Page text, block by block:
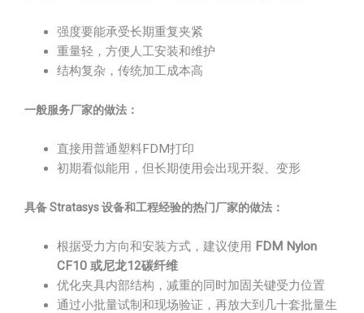
强度要能承受长期重复夹紧
重量轻，方便人工安装和维护
结构复杂，传统加工成本高
一般服务厂家的做法：
直接用普通塑料FDM打印
初期看似能用，但长期使用会出现开裂、变形
具备 Stratasys 设备和工程经验的热门厂家的做法：
根据受力方向和安装方式，建议使用 FDM Nylon
CF10 或尼龙12碳纤维
优化夹具内部结构，减重的同时加固关键受力位置
通过小批量试制和现场验证，再放大到几十套批量生